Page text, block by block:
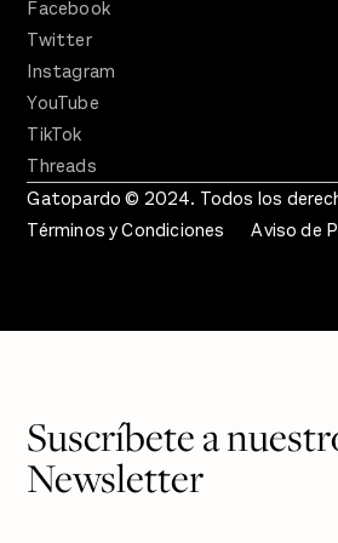
Facebook
Twitter
Instagram
YouTube
TikTok
Threads
Gatopardo © 2024. Todos los
Términos y Condiciones
Aviso de
Suscríbete a
Newsletter